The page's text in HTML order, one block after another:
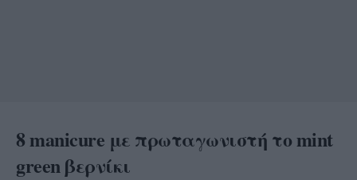
8 manicure με πρωταγωνιστή το mint
green βερνίκι